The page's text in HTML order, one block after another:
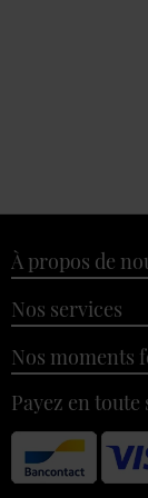
À propos de
Nos services
Nos moments
Payez en toute